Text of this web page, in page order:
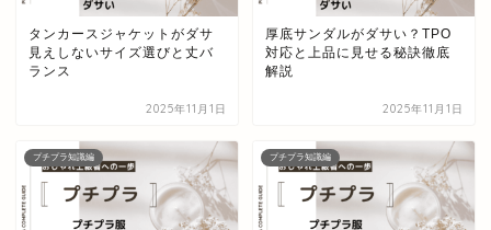
タンカースジャケットがダサ
見えしないサイズ選びと丈バ
ランス
2025年11月1日
厚底サンダルがダサい？TPO
対応と上品に見せる秘訣徹底
解説
2025年11月1日
プチプラ知識編 プチプラ知識編